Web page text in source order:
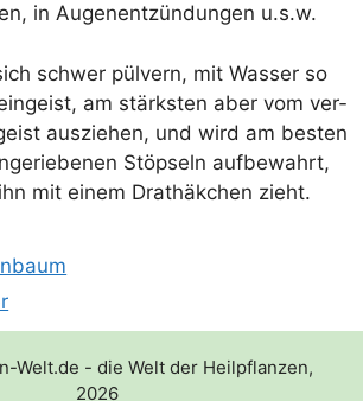
in Augen­ent­zün­dun­gen u.s.w.
schwer pül­vern, mit Was­ser so
am stärks­ten aber vom ver­
aus­zie­hen, und wird am bes­ten
Stöp­seln auf­be­wahrt,
mit einem Drat­häk­chen zieht.
Welt.de - die Welt der Heilpflanzen,
2026